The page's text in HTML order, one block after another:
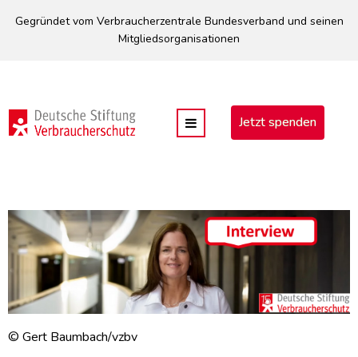
Gegründet vom Verbraucherzentrale Bundesverband und seinen
Mitgliedsorganisationen
Jetzt spenden
© Gert Baumbach/vzbv